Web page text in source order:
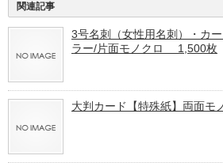
関連記事
3号名刺（女性用名刺）・カ
ラー/片面モノクロ 1,500枚
大判カード【特殊紙】両面